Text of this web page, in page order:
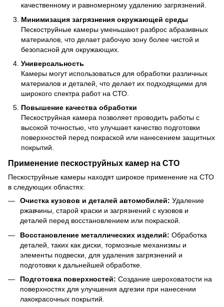
качественному и равномерному удалению загрязнений.
Минимизация загрязнения окружающей среды
Пескоструйные камеры уменьшают разброс абразивных
материалов, что делает рабочую зону более чистой и
безопасной для окружающих.
Универсальность
Камеры могут использоваться для обработки различных
материалов и деталей, что делает их подходящими для
широкого спектра работ на СТО.
Повышение качества обработки
Пескоструйная камера позволяет проводить работы с
высокой точностью, что улучшает качество подготовки
поверхностей перед покраской или нанесением защитных
покрытий.
Применение пескоструйных камер на СТО
Пескоструйные камеры находят широкое применение на СТО
в следующих областях:
Очистка кузовов и деталей автомобилей: Удаление
ржавчины, старой краски и загрязнений с кузовов и
деталей перед восстановлением или покраской.
Восстановление металлических изделий: Обработка
деталей, таких как диски, тормозные механизмы и
элементы подвески, для удаления загрязнений и
подготовки к дальнейшей обработке.
Подготовка поверхностей: Создание шероховатости на
поверхностях для улучшения адгезии при нанесении
лакокрасочных покрытий.